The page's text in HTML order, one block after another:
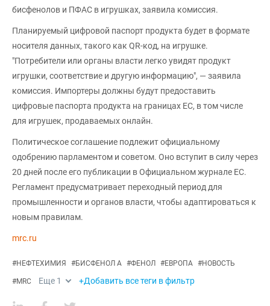
бисфенолов и ПФАС в игрушках, заявила комиссия.
Планируемый цифровой паспорт продукта будет в формате
носителя данных, такого как QR-код, на игрушке.
"Потребители или органы власти легко увидят продукт
игрушки, соответствие и другую информацию", — заявила
комиссия. Импортеры должны будут предоставить
цифровые паспорта продукта на границах ЕС, в том числе
для игрушек, продаваемых онлайн.
Политическое соглашение подлежит официальному
одобрению парламентом и советом. Оно вступит в силу через
20 дней после его публикации в Официальном журнале ЕС.
Регламент предусматривает переходный период для
промышленности и органов власти, чтобы адаптироваться к
новым правилам.
mrc.ru
#НЕФТЕХИМИЯ #БИСФЕНОЛ А #ФЕНОЛ #ЕВРОПА #НОВОСТЬ
#MRC Еще 1 +Добавить все теги в фильтр